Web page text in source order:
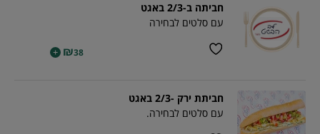
חביתה ב-2/3 באגט
עם סלטים לבחירה
₪38
+
חביתת ירק -2/3 באגט
עם סלטים לבחירה.